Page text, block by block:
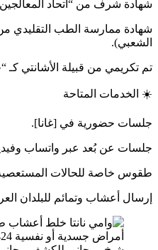
شهادة شرف من “اتحاد
شهادة ممارسة الطب التقليدي
الشعبي).
تم تكريمي من قبيلة الأشانتي كـ
☀️ الخدمات المتاحة
جلسات حضورية في [غانا].
جلسات عن بُعد عبر واتساب
طقوس خاصة للحالات
إرسال أعشاب وتمائم للبلدان